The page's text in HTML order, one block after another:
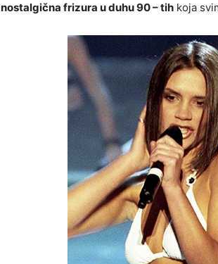
nostalgična frizura u duhu 90 – tih koja